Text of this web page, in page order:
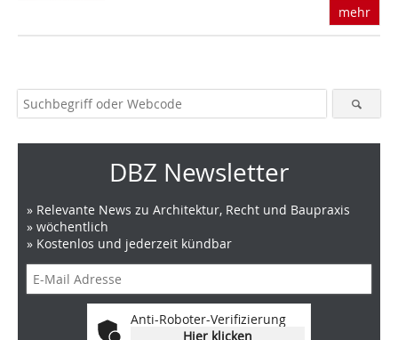
mehr
DBZ Newsletter
» Relevante News zu Architektur, Recht und Baupraxis
» wöchentlich
» Kostenlos und jederzeit kündbar
Anti-Roboter-Verifizierung
Hier klicken